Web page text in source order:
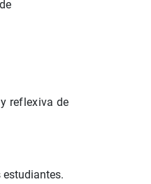
reflexiva de